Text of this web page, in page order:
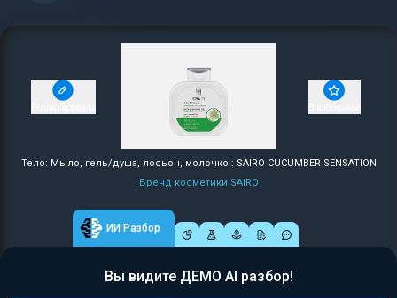
Тело: Мыло, гель/душа, лосьон, молочко : SAIRO CUCUMBER SENSATION
Бренд косметики SAIRO
ИИ Разбор
Вы видите ДЕМО AI разбор!